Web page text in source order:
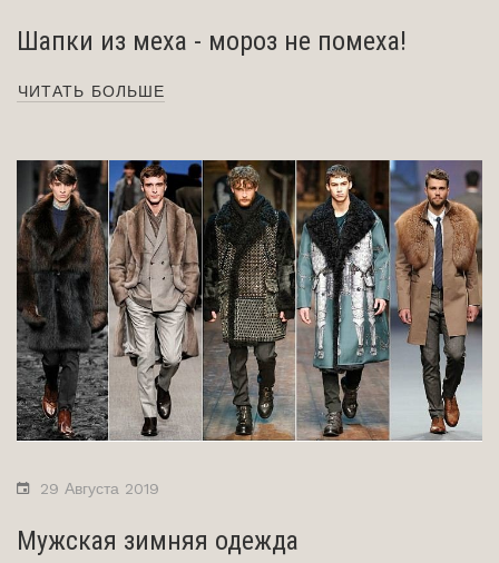
Шапки из меха - мороз не помеха!
ЧИТАТЬ БОЛЬШЕ
29 Августа 2019
Мужская зимняя одежда